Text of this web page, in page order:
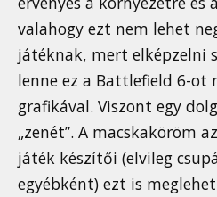
valahogy ezt nem lehet
játéknak, mert elképzelni
lenne ez a Battlefield 6-ot
grafikával. Viszont egy
„zenét”. A macskaköröm
játék készítői (elvileg
egyébként) ezt is